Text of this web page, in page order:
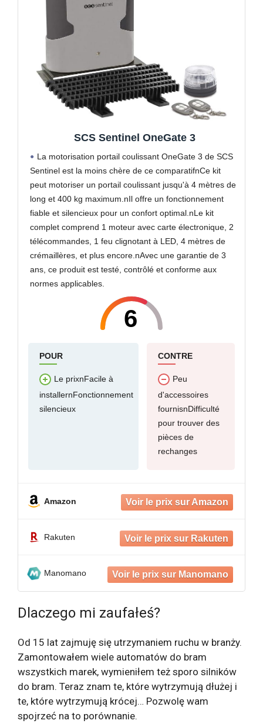
SCS Sentinel OneGate 3
La motorisation portail coulissant OneGate 3 de SCS
Sentinel est la moins chère de ce comparatifnCe kit
peut motoriser un portail coulissant jusqu'à 4 mètres de
long et 400 kg maximum.nIl offre un fonctionnement
fiable et silencieux pour un confort optimal.nLe kit
complet comprend 1 moteur avec carte électronique, 2
télécommandes, 1 feu clignotant à LED, 4 mètres de
crémaillères, et plus encore.nAvec une garantie de 3
ans, ce produit est testé, contrôlé et conforme aux
normes applicables.
6
POUR
Le prixnFacile à
installernFonctionnement
silencieux
CONTRE
Peu
d'accessoires
fournisnDifficulté
pour trouver des
pièces de
rechanges
Amazon
Rakuten
Manomano
Dlaczego mi zaufałeś?
Od 15 lat zajmuję się utrzymaniem ruchu w branży.
Zamontowałem wiele automatów do bram
wszystkich marek, wymieniłem też sporo silników
do bram. Teraz znam te, które wytrzymują dłużej i
te, które wytrzymują krócej… Pozwolę wam
spojrzeć na to porównanie.